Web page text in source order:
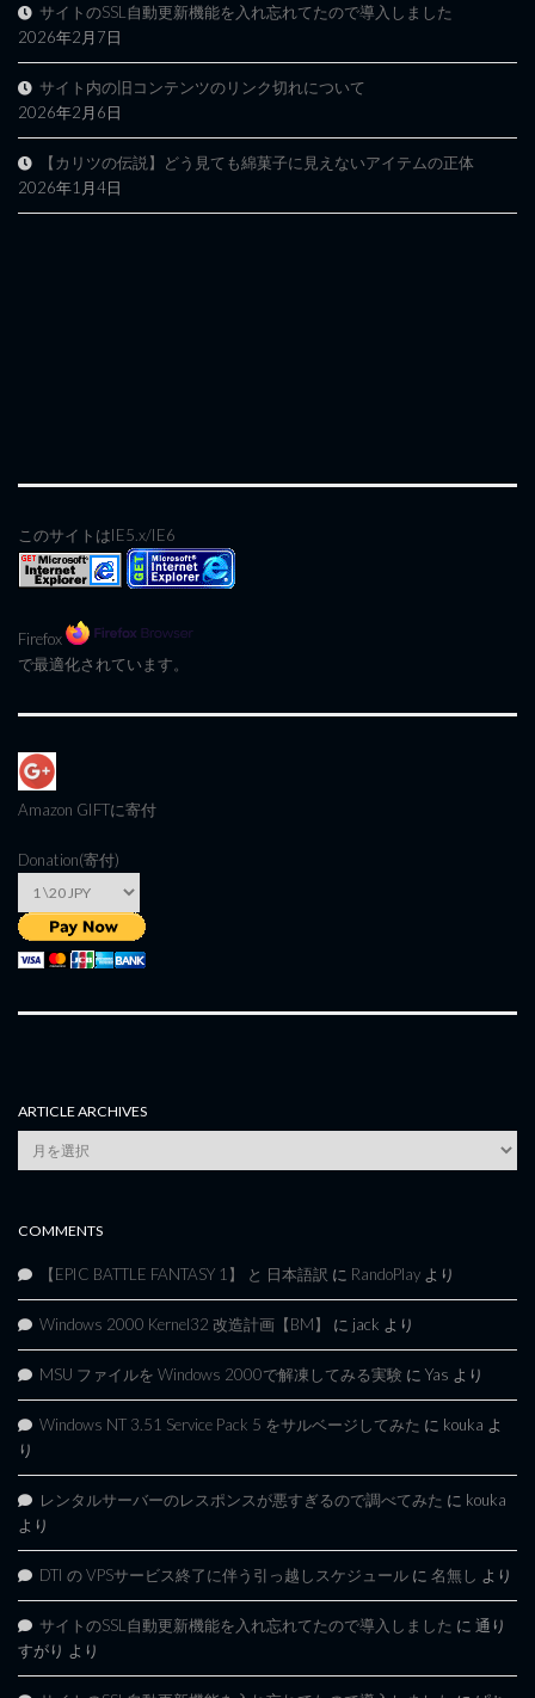
サイトのSSL自動更新機能を入れ忘れてたので導入しました
2026年2月7日
サイト内の旧コンテンツのリンク切れについて
2026年2月6日
【カリツの伝説】どう見ても綿菓子に見えないアイテムの正体
2026年1月4日
このサイトはIE5.x/IE6
Firefox
で最適化されています。
Amazon GIFTに寄付
Donation(寄付)
ARTICLE ARCHIVES
Article
Archives
COMMENTS
【EPIC BATTLE FANTASY 1】 と 日本語訳 に RandoPlay より
Windows 2000 Kernel32 改造計画【BM】 に jack より
MSU ファイルを Windows 2000で解凍してみる実験 に Yas より
Windows NT 3.51 Service Pack 5 をサルベージしてみた に kouka よ
り
レンタルサーバーのレスポンスが悪すぎるので調べてみた に kouka
より
DTI の VPSサービス終了に伴う引っ越しスケジュール に 名無し より
サイトのSSL自動更新機能を入れ忘れてたので導入しました に 通り
すがり より